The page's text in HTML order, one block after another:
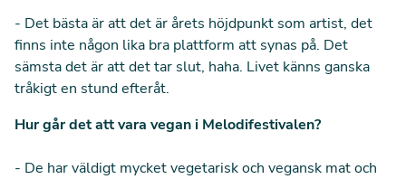
- Det bästa är att det är årets höjdpunkt som artist, det
finns inte någon lika bra plattform att synas på. Det
sämsta det är att det tar slut, haha. Livet känns ganska
tråkigt en stund efteråt.
Hur går det att vara vegan i Melodifestivalen?
- De har väldigt mycket vegetarisk och vegansk mat och